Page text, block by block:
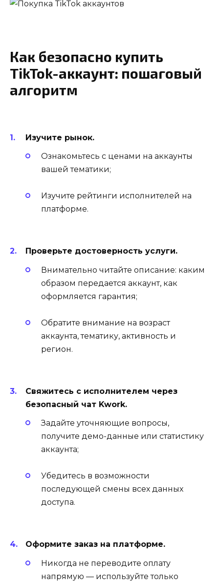
Как безопасно купить
TikTok-аккаунт: пошаговый
алгоритм
Изучите рынок.
Ознакомьтесь с ценами на аккаунты
вашей тематики;
Изучите рейтинги исполнителей на
платформе.
Проверьте достоверность услуги.
Внимательно читайте описание: каким
образом передается аккаунт, как
оформляется гарантия;
Обратите внимание на возраст
аккаунта, тематику, активность и
регион.
Свяжитесь с исполнителем через
безопасный чат Kwork.
Задайте уточняющие вопросы,
получите демо-данные или статистику
аккаунта;
Убедитесь в возможности
последующей смены всех данных
доступа.
Оформите заказ на платформе.
Никогда не переводите оплату
напрямую — используйте только